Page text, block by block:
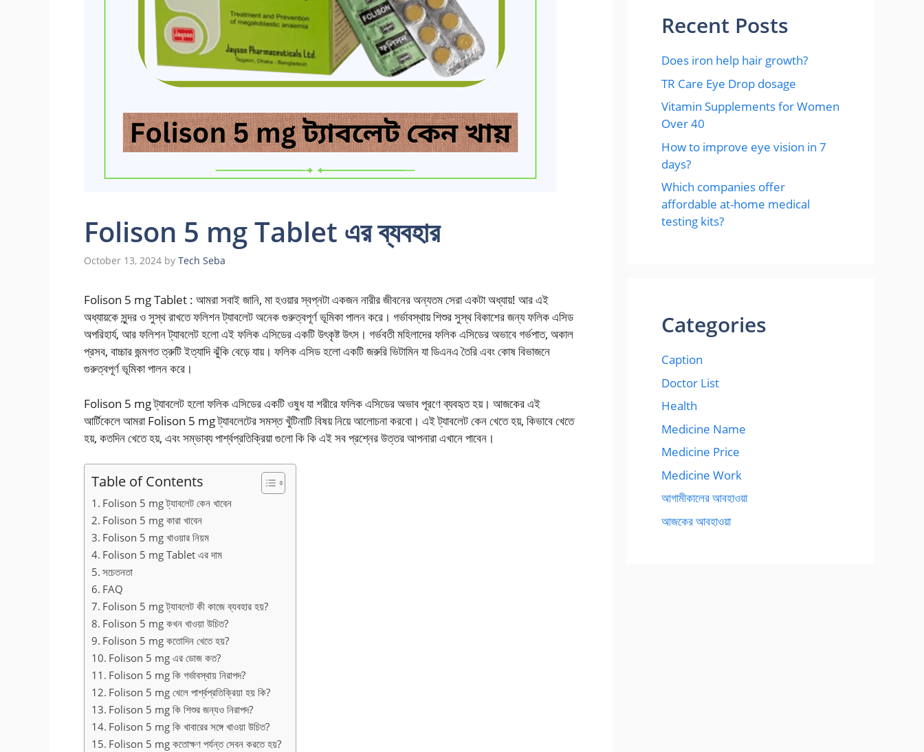
Folison 5 mg Tablet এর ব্যবহার
October 13, 2024 by Tech Seba
Folison 5 mg Tablet : আমরা সবাই জানি, মা হওয়ার স্বপ্নটা একজন নারীর জীবনের অন্যতম সেরা একটা অধ্যায়! আর এই
অধ্যায়কে সুন্দর ও সুস্থ রাখতে ফলিশন ট্যাবলেট অনেক গুরুত্বপূর্ণ ভূমিকা পালন করে। গর্ভাবস্থায় শিশুর সুস্থ বিকাশের জন্য ফলিক এসিড
অপরিহার্য, আর ফলিশন ট্যাবলেট হলো এই ফলিক এসিডের একটি উৎকৃষ্ট উৎস। গর্ভবতী মহিলাদের ফলিক এসিডের অভাবে গর্ভপাত, অকাল
প্রসব, বাচ্চার জন্মগত ত্রুটি ইত্যাদি ঝুঁকি বেড়ে যায়। ফলিক এসিড হলো একটি জরুরি ভিটামিন যা ডিএনএ তৈরি এবং কোষ বিভাজনে
গুরুত্বপূর্ণ ভূমিকা পালন করে।
Folison 5 mg ট্যাবলেট হলো ফলিক এসিডের একটি ওষুধ যা শরীরে ফলিক এসিডের অভাব পূরণে ব্যবহৃত হয়। আজকের এই
আর্টিকেলে আমরা Folison 5 mg ট্যাবলেটের সমস্ত খুঁটিনাটি বিষয় নিয়ে আলোচনা করবো। এই ট্যাবলেট কেন খেতে হয়, কিভাবে খেতে
হয়, কতদিন খেতে হয়, এবং সম্ভাব্য পার্শ্বপ্রতিক্রিয়া গুলো কি কি এই সব প্রশ্নের উত্তর আপনারা এখানে পাবেন।
Table of Contents
Folison 5 mg ট্যাবলেট কেন খাবেন
Folison 5 mg কারা খাবেন
Folison 5 mg খাওয়ার নিয়ম
Folison 5 mg Tablet এর দাম
সচেতনতা
FAQ
Folison 5 mg ট্যাবলেট কী কাজে ব্যবহার হয়?
Folison 5 mg কখন খাওয়া উচিত?
Folison 5 mg কতোদিন খেতে হয়?
Folison 5 mg এর ডোজ কত?
Folison 5 mg কি গর্ভাবস্থায় নিরাপদ?
Folison 5 mg খেলে পার্শ্বপ্রতিক্রিয়া হয় কি?
Folison 5 mg কি শিশুর জন্যও নিরাপদ?
Folison 5 mg কি খাবারের সঙ্গে খাওয়া উচিত?
Folison 5 mg কতোক্ষণ পর্যন্ত সেবন করতে হয়?
Recent Posts
Does iron help hair growth?​
TR Care Eye Drop dosage
Vitamin Supplements for Women
Over 40
How to improve eye vision in 7
days?
Which companies offer
affordable at-home medical
testing kits?
Categories
Caption
Doctor List
Health
Medicine Name
Medicine Price
Medicine Work
আগামীকালের আবহাওয়া
আজকের আবহাওয়া